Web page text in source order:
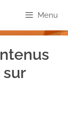
Menu